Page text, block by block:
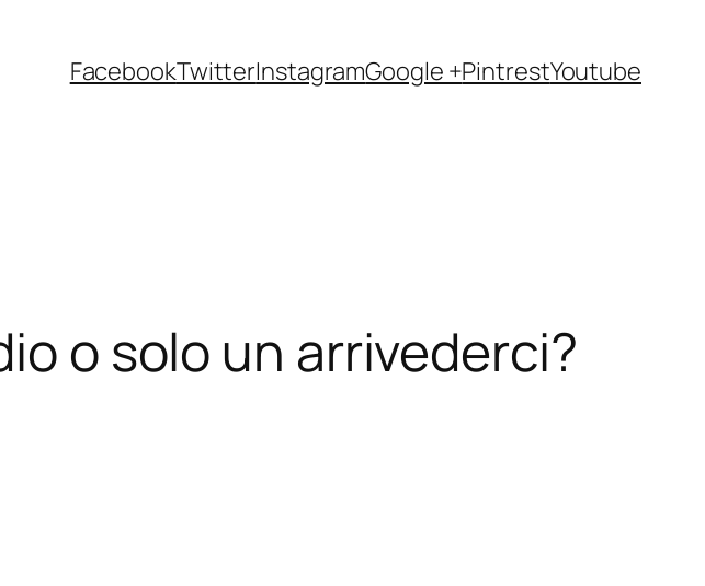
FacebookTwitterInstagramGoogle +PintrestYoutube
o solo un arrivederci?